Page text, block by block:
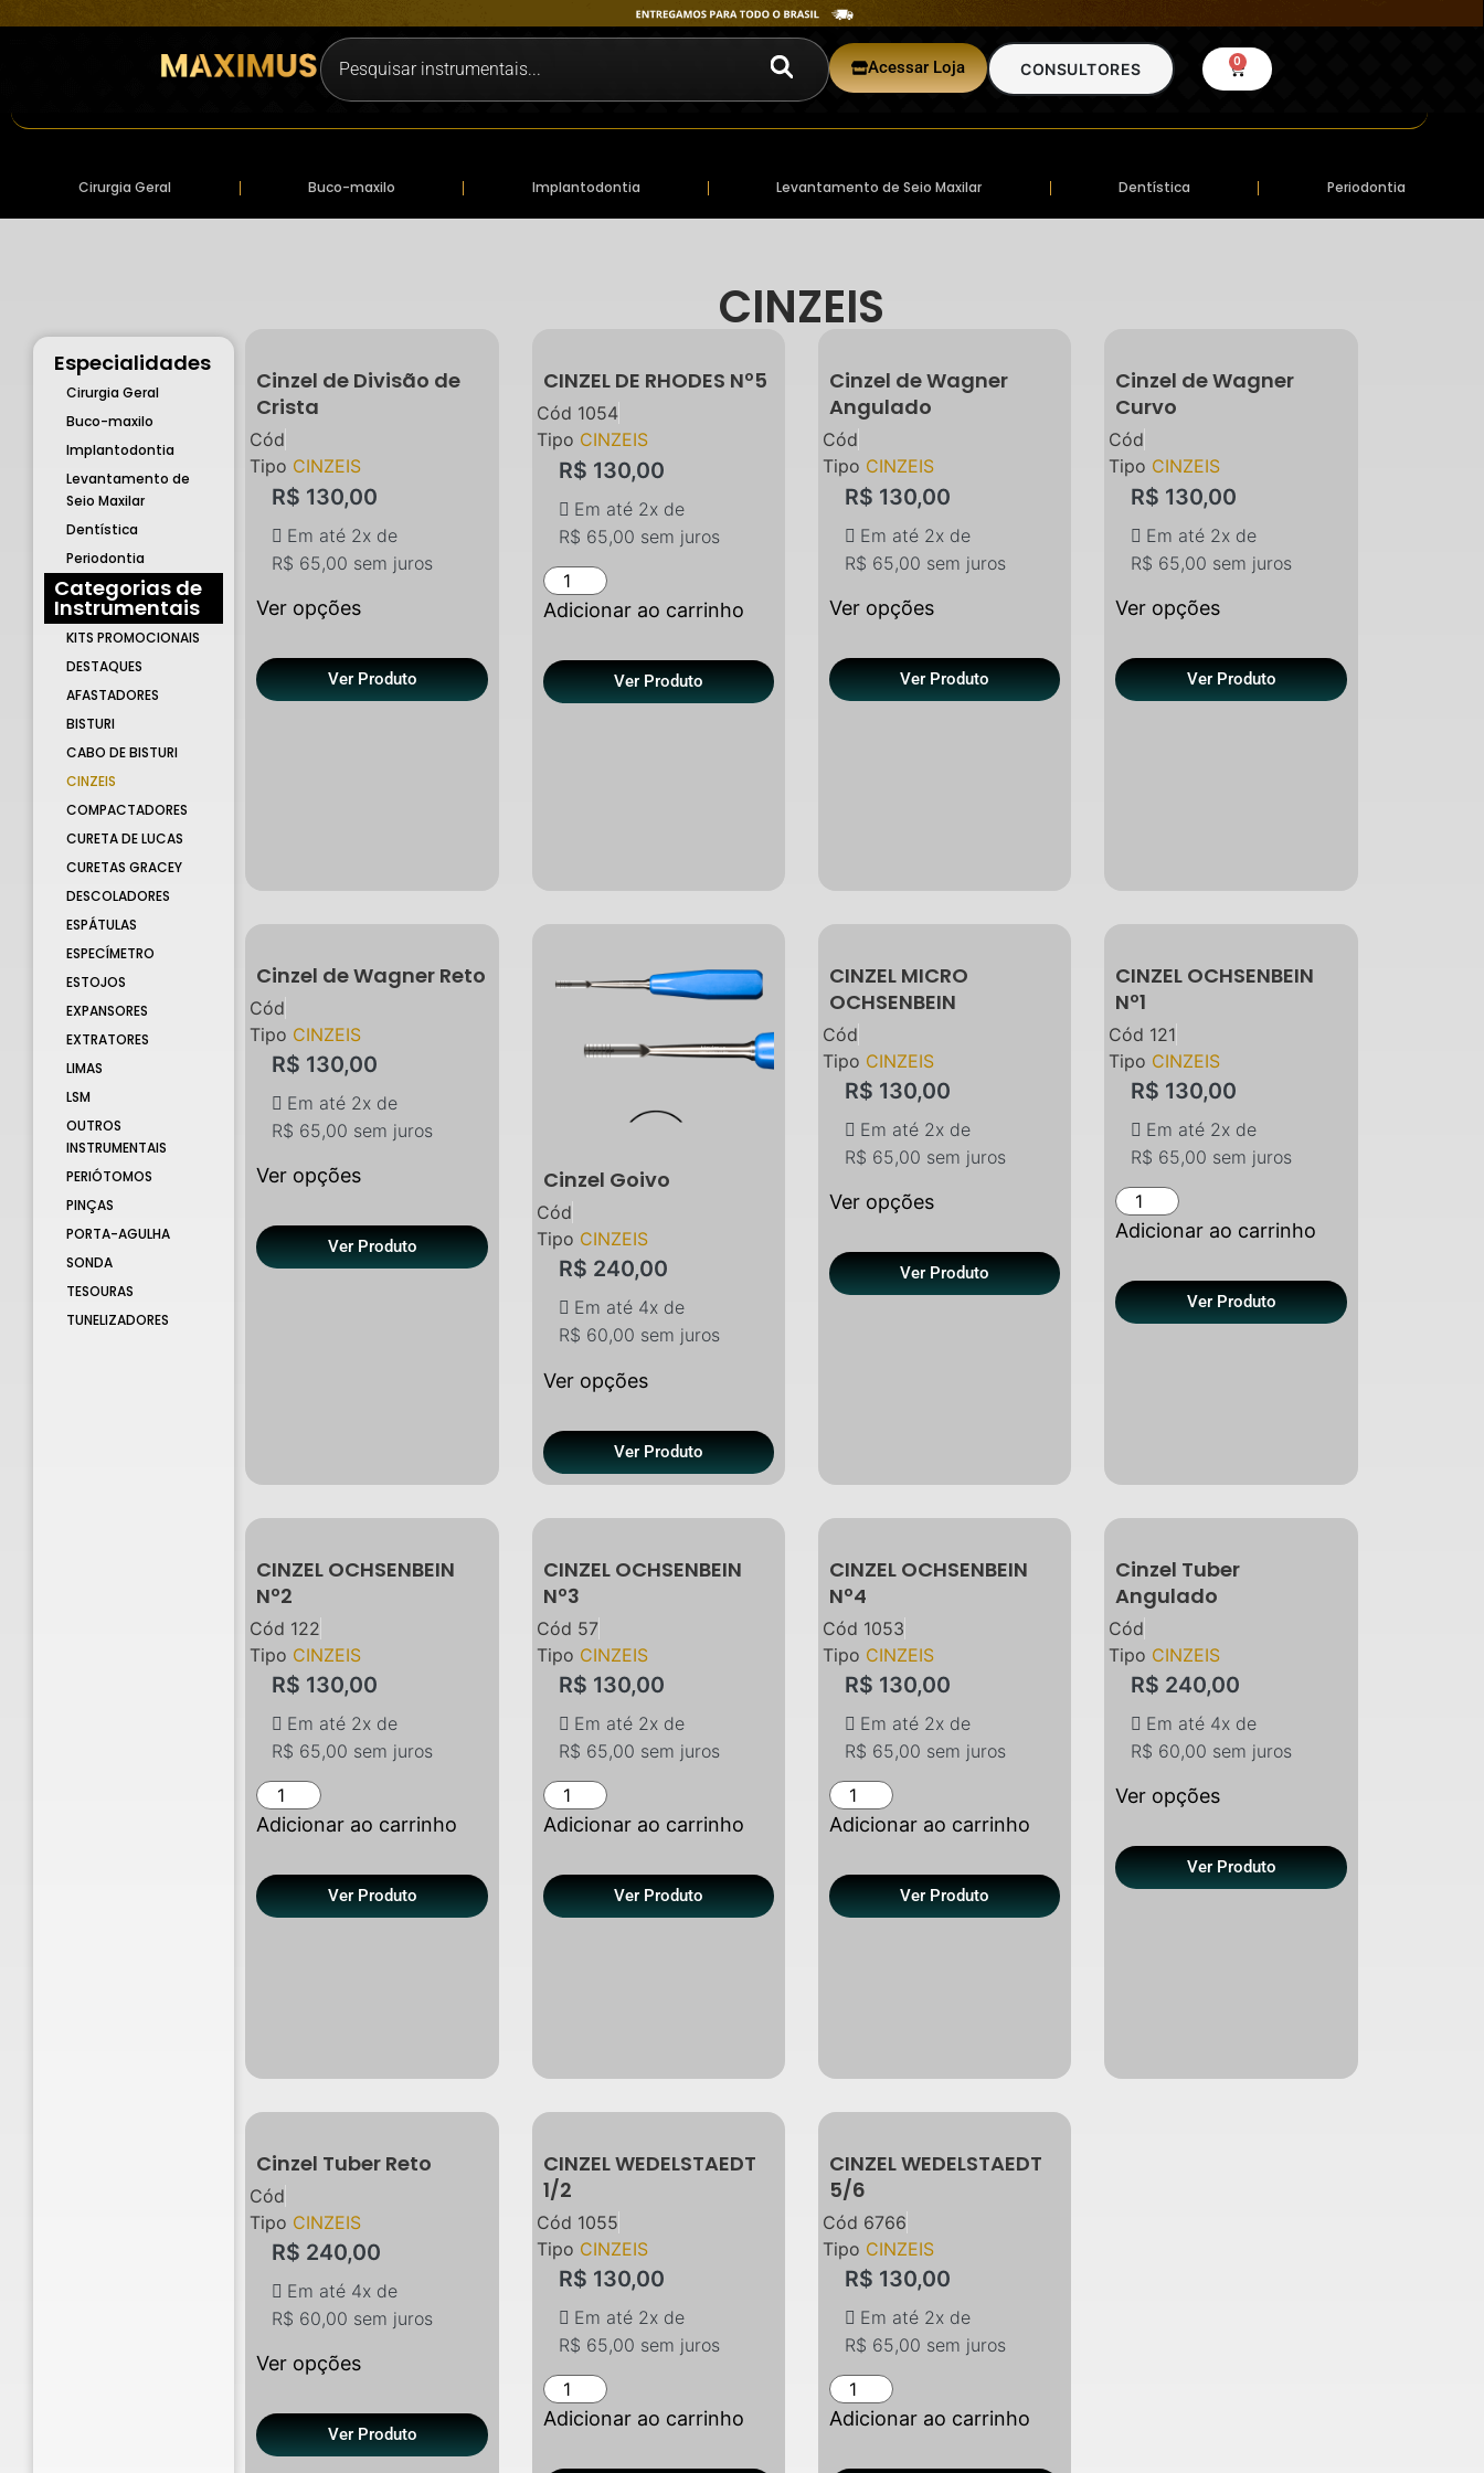
Acessar Loja CONSULTORES 0
Cirurgia Geral Buco-maxilo Implantodontia Levantamento de Seio Maxilar Dentística Periodontia
Especialidades
Cirurgia Geral
Buco-maxilo
Implantodontia
Levantamento de
Seio Maxilar
Dentística
Periodontia
Categorias de
Instrumentais
KITS PROMOCIONAIS
DESTAQUES
AFASTADORES
BISTURI
CABO DE BISTURI
CINZEIS
COMPACTADORES
CURETA DE LUCAS
CURETAS GRACEY
DESCOLADORES
ESPÁTULAS
ESPECÍMETRO
ESTOJOS
EXPANSORES
EXTRATORES
LIMAS
LSM
OUTROS
INSTRUMENTAIS
PERIÓTOMOS
PINÇAS
PORTA-AGULHA
SONDA
TESOURAS
TUNELIZADORES
CINZEIS
Cinzel de Divisão de
Crista
Cód
Tipo CINZEIS
R$ 130,00
Em até 2x de
R$ 65,00 sem juros
Ver opções
Ver Produto
CINZEL DE RHODES Nº5
Cód 1054
Tipo CINZEIS
R$ 130,00
Em até 2x de
R$ 65,00 sem juros
Adicionar ao carrinho
Ver Produto
Cinzel de Wagner
Angulado
Cód
Tipo CINZEIS
R$ 130,00
Em até 2x de
R$ 65,00 sem juros
Ver opções
Ver Produto
Cinzel de Wagner
Curvo
Cód
Tipo CINZEIS
R$ 130,00
Em até 2x de
R$ 65,00 sem juros
Ver opções
Ver Produto
Cinzel de Wagner Reto
Cód
Tipo CINZEIS
R$ 130,00
Em até 2x de
R$ 65,00 sem juros
Ver opções
Ver Produto
Cinzel Goivo
Cód
Tipo CINZEIS
R$ 240,00
Em até 4x de
R$ 60,00 sem juros
Ver opções
Ver Produto
CINZEL MICRO
OCHSENBEIN
Cód
Tipo CINZEIS
R$ 130,00
Em até 2x de
R$ 65,00 sem juros
Ver opções
Ver Produto
CINZEL OCHSENBEIN
Nº1
Cód 121
Tipo CINZEIS
R$ 130,00
Em até 2x de
R$ 65,00 sem juros
Adicionar ao carrinho
Ver Produto
CINZEL OCHSENBEIN
Nº2
Cód 122
Tipo CINZEIS
R$ 130,00
Em até 2x de
R$ 65,00 sem juros
Adicionar ao carrinho
Ver Produto
CINZEL OCHSENBEIN
Nº3
Cód 57
Tipo CINZEIS
R$ 130,00
Em até 2x de
R$ 65,00 sem juros
Adicionar ao carrinho
Ver Produto
CINZEL OCHSENBEIN
Nº4
Cód 1053
Tipo CINZEIS
R$ 130,00
Em até 2x de
R$ 65,00 sem juros
Adicionar ao carrinho
Ver Produto
Cinzel Tuber
Angulado
Cód
Tipo CINZEIS
R$ 240,00
Em até 4x de
R$ 60,00 sem juros
Ver opções
Ver Produto
Cinzel Tuber Reto
Cód
Tipo CINZEIS
R$ 240,00
Em até 4x de
R$ 60,00 sem juros
Ver opções
Ver Produto
CINZEL WEDELSTAEDT
1/2
Cód 1055
Tipo CINZEIS
R$ 130,00
Em até 2x de
R$ 65,00 sem juros
Adicionar ao carrinho
CINZEL WEDELSTAEDT
5/6
Cód 6766
Tipo CINZEIS
R$ 130,00
Em até 2x de
R$ 65,00 sem juros
Adicionar ao carrinho